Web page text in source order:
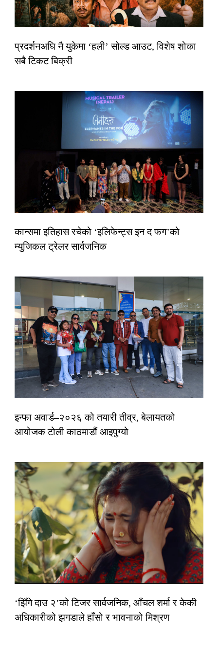
प्रदर्शनअघि नै युकेमा ‘हली’ सोल्ड आउट, विशेष शोका
सबै टिकट बिक्री
कान्समा इतिहास रचेको ‘इलिफेन्ट्स इन द फग’को
म्युजिकल ट्रेलर सार्वजनिक
इन्फा अवार्ड–२०२६ को तयारी तीव्र, बेलायतको
आयोजक टोली काठमाडौं आइपुग्यो
‘झिँगे दाउ २’को टिजर सार्वजनिक, आँचल शर्मा र केकी
अधिकारीको झगडाले हाँसो र भावनाको मिश्रण